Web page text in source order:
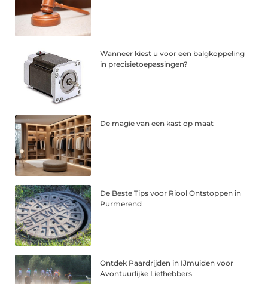
Wanneer kiest u voor een balgkoppeling
in precisietoepassingen?
De magie van een kast op maat
De Beste Tips voor Riool Ontstoppen in
Purmerend
Ontdek Paardrijden in IJmuiden voor
Avontuurlijke Liefhebbers